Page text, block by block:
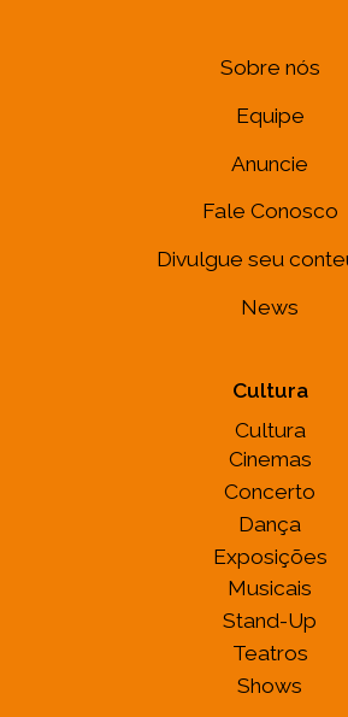
Sobre nós
Equipe
Anuncie
Fale Conosco
Divulgue seu
News
Cultura
Cultura
Cinemas
Concerto
Dança
Exposições
Musicais
Stand-Up
Teatros
Shows